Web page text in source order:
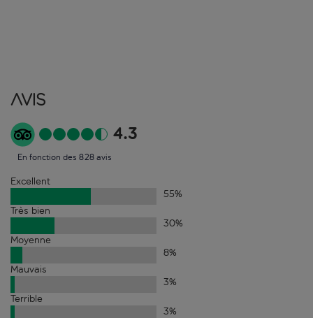
Avis
4.3
En fonction des 828 avis
Excellent
55%
Très bien
30%
Moyenne
8%
Mauvais
3%
Terrible
3%